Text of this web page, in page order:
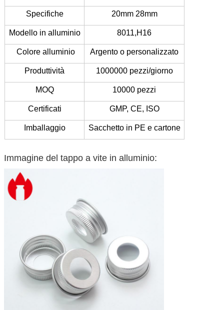
Specifiche 20mm 28mm
Modello in alluminio 8011,H16
Colore alluminio Argento o personalizzato
Produttività 1000000 pezzi/giorno
MOQ 10000 pezzi
Certificati GMP, CE, ISO
Imballaggio Sacchetto in PE e cartone
Immagine del tappo a vite in alluminio: